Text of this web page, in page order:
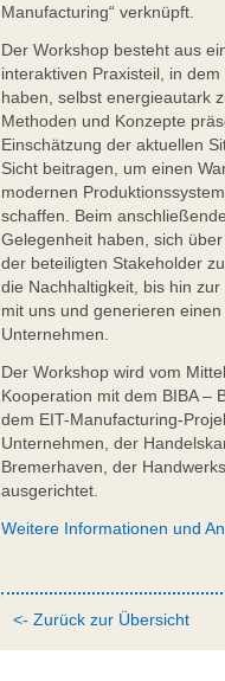
Manufacturing“ verknüpft.
Der Workshop besteht aus
interaktiven Praxisteil, in
haben, selbst energieautark
Methoden und Konzepte
Einschätzung der aktuellen
Sicht beitragen, um einen
modernen
schaffen. Beim
Gelegenheit haben, sich
der beteiligten Stakeholder
die Nachhaltigkeit, bis hin
mit uns und generieren
Unternehmen.
Der Workshop wird vom
Kooperation mit dem BIBA –
dem EIT-Manufacturing-
Unternehmen, der
Bremerhaven, der
ausgerichtet.
Weitere Informationen und
<- Zurück zur Übersicht